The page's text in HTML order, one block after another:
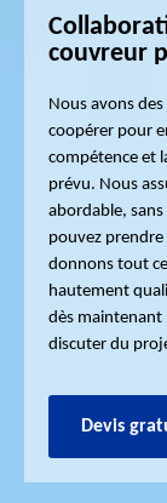
couvreur
Nous avons
coopérer pour
compétence et
prévu. Nous
abordable,
pouvez
donnons tout
hautement
dès maintenant
discuter du
Devis